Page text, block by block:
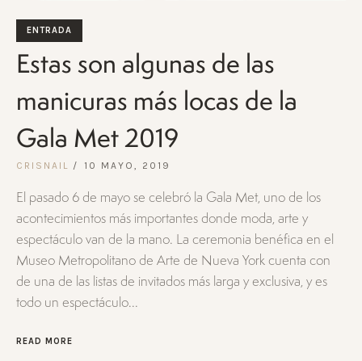
ENTRADA
Estas son algunas de las
manicuras más locas de la
Gala Met 2019
CRISNAIL 10 MAYO, 2019
El pasado 6 de mayo se celebró la Gala Met, uno de los
acontecimientos más importantes donde moda, arte y
espectáculo van de la mano. La ceremonia benéfica en el
Museo Metropolitano de Arte de Nueva York cuenta con
de una de las listas de invitados más larga y exclusiva, y es
todo un espectáculo...
READ MORE